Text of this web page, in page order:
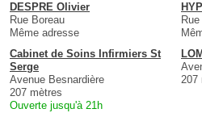
DESPRE Olivier
Rue Boreau
Même adresse
Cabinet de Soins Infirmiers St
Serge
Avenue Besnardière
207 mètres
Ouverte jusqu'à 21h
207